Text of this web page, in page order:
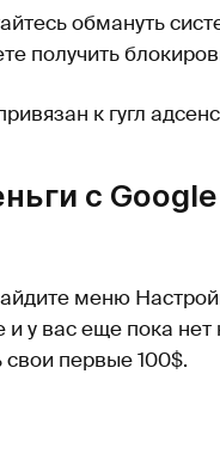
обмануть
получить
к гугл
с
меню
у вас еще пока нет
первые 100$.